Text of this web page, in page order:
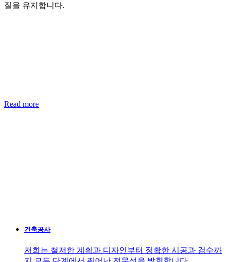
질을 유지합니다.
Read more
건축공사
저희는 철저한 계획과 디자인부터 정확한 시공과 검수까